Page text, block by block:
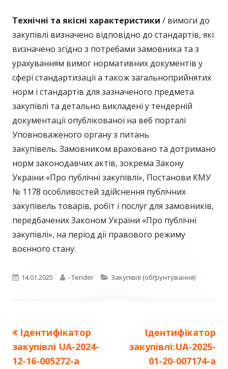
Технічні та якісні характеристики / вимоги до
закупівлі визначено відповідно до стандартів, які
визначено згідно з потребами замовника та з
урахуванням вимог нормативних документів у
сфері стандартизації а також загальноприйнятих
норм і стандартів для зазначеного предмета
закупівлі та детально викладені у тендерній
документації опублікованої на веб порталі
Уповноваженого органу з питань
закупівель. Замовником враховано та дотримано
норм законодавчих актів, зокрема Закону
України «Про публічні закупівлі», Постанови КМУ
№ 1178 особливостей здійснення публічних
закупівель товарів, робіт і послуг для замовників,
передбачених Законом України «Про публічні
закупівлі», на період дії правового режиму
воєнного стану.
Опубліковано
14.01.2025 Автор
- Tender Категорії
Закупівлі (обґрунтування)
Навігація
записів
Попередня
стаття:
Ідентифікатор
закупівлі UA-2024-
12-16-005272-a
Наступна
стаття:
Ідентифікатор
закупівлі:UA-2025-
01-20-007174-a